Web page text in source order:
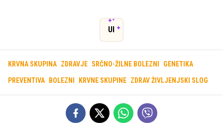
UI
KRVNA SKUPINA ZDRAVJE SRČNO-ŽILNE BOLEZNI GENETIKA
PREVENTIVA BOLEZNI KRVNE SKUPINE ZDRAV ŽIVLJENJSKI SLOG